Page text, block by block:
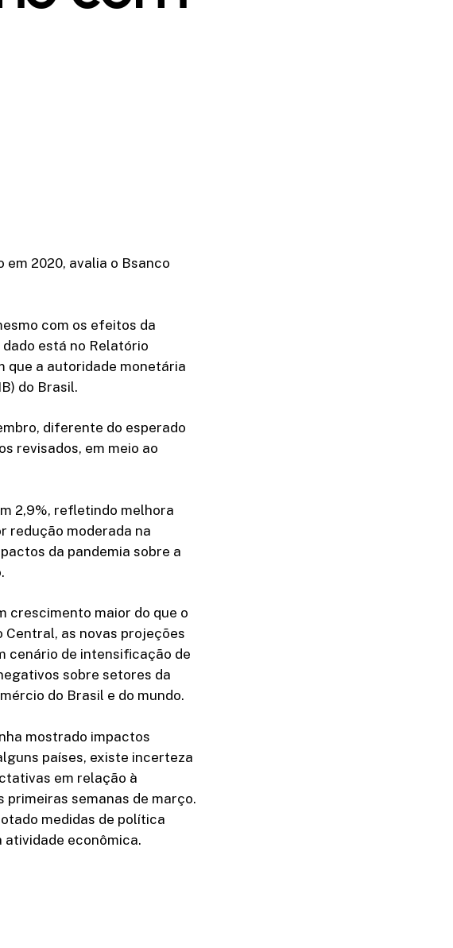
2020, avalia o Bsanco
com os efeitos da
está no Relatório
que a autoridade monetária
do Brasil.
diferente do esperado
revisados, em meio ao
2,9%, refletindo melhora
redução moderada na
da pandemia sobre a
crescimento maior do que o
Central, as novas projeções
cenário de intensificação de
sobre setores da
do Brasil e do mundo.
mostrado impactos
países, existe incerteza
em relação à
semanas de março.
medidas de política
econômica.